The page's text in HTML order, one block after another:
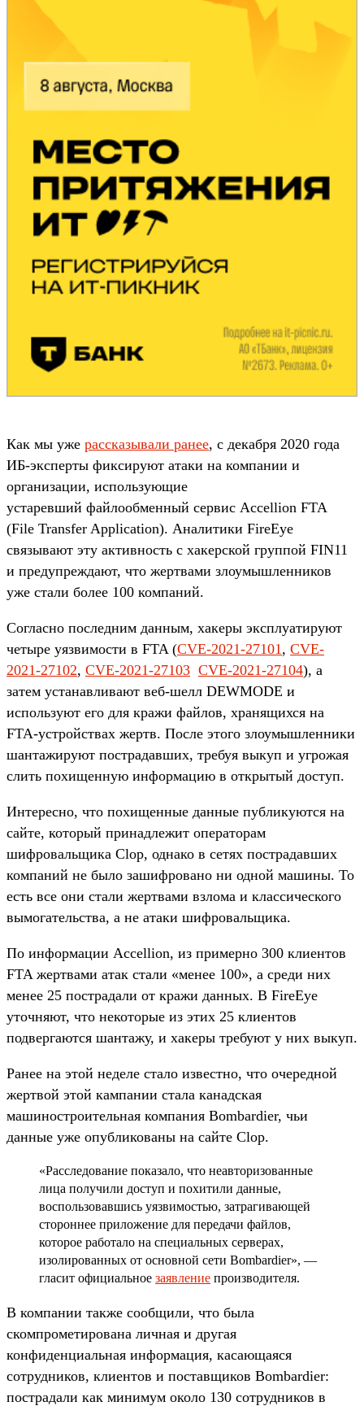
Как мы уже рассказывали ранее, с декабря 2020 года
ИБ-эксперты фиксируют атаки на компании и
организации, использующие
устаревший файлообменный сервис Accellion FTA
(File Transfer Application). Аналитики FireEye
связывают эту активность с хакерской группой FIN11
и предупреждают, что жертвами злоумышленников
уже стали более 100 компаний.
Согласно последним данным, хакеры эксплуатируют
четыре уязвимости в FTA (CVE-2021-27101 , CVE-
2021-27102, CVE-2021-27103 CVE-2021-27104), а
затем устанавливают веб-шелл DEWMODE и
используют его для кражи файлов, хранящихся на
FTA-устройствах жертв. После этого злоумышленники
шантажируют пострадавших, требуя выкуп и угрожая
слить похищенную информацию в открытый доступ.
Интересно, что похищенные данные публикуются на
сайте, который принадлежит операторам
шифровальщика Clop, однако в сетях пострадавших
компаний не было зашифровано ни одной машины. То
есть все они стали жертвами взлома и классического
вымогательства, а не атаки шифровальщика.
По информации Accellion, из примерно 300 клиентов
FTA жертвами атак стали «менее 100», а среди них
менее 25 пострадали от кражи данных. В FireEye
уточняют, что некоторые из этих 25 клиентов
подвергаются шантажу, и хакеры требуют у них выкуп.
Ранее на этой неделе стало известно, что очередной
жертвой этой кампании стала канадская
машиностроительная компания Bombardier, чьи
данные уже опубликованы на сайте Clop.
«Расследование показало, что неавторизованные
лица получили доступ и похитили данные,
воспользовавшись уязвимостью, затрагивающей
стороннее приложение для передачи файлов,
которое работало на специальных серверах,
изолированных от основной сети Bombardier», —
гласит официальное заявление производителя.
В компании также сообщили, что была
скомпрометирована личная и другая
конфиденциальная информация, касающаяся
сотрудников, клиентов и поставщиков Bombardier:
пострадали как минимум около 130 сотрудников в